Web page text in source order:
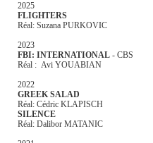
2025
FLIGHTERS
Réal: Suzana PURKOVIC
2023
FBI: INTERNATIONAL - CBS
Réal : Avi YOUABIAN
2022
GREEK SALAD
Réal: Cédric KLAPISCH
SILENCE
Réal: Dalibor MATANIC